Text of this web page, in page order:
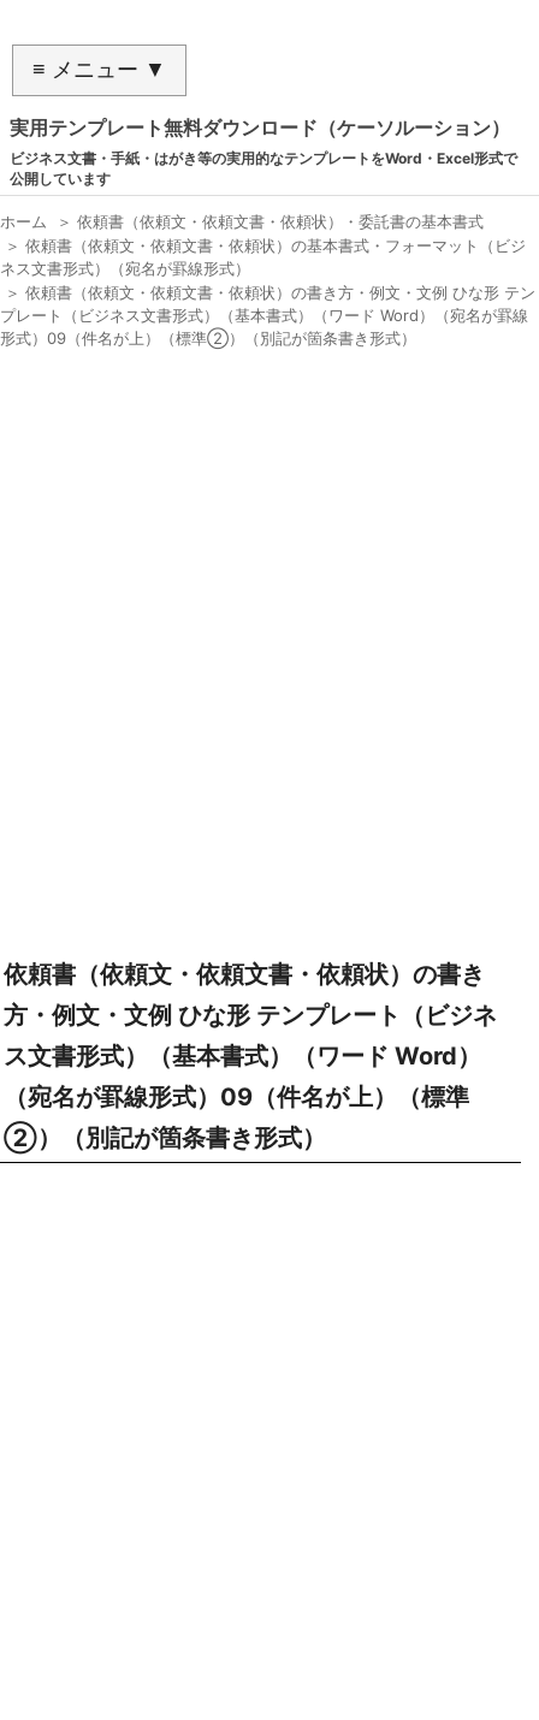
≡ メニュー ▼
実用テンプレート無料ダウンロード（ケーソルーション）
ビジネス文書・手紙・はがき等の実用的なテンプレートをWord・Excel形式で
公開しています
ホーム ＞ 依頼書（依頼文・依頼文書・依頼状）・委託書の基本書式
＞ 依頼書（依頼文・依頼文書・依頼状）の基本書式・フォーマット（ビジ
ネス文書形式）（宛名が罫線形式）
＞ 依頼書（依頼文・依頼文書・依頼状）の書き方・例文・文例 ひな形 テン
プレート（ビジネス文書形式）（基本書式）（ワード Word）（宛名が罫線
形式）09（件名が上）（標準②）（別記が箇条書き形式）
依頼書（依頼文・依頼文書・依頼状）の書き
方・例文・文例 ひな形 テンプレート（ビジネ
ス文書形式）（基本書式）（ワード Word）
（宛名が罫線形式）09（件名が上）（標準
②）（別記が箇条書き形式）